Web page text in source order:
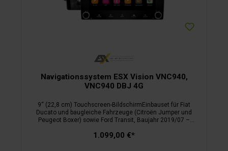
Navigationssystem ESX Vision VNC940,
VNC940 DBJ 4G
9“ (22,8 cm) Touchscreen-BildschirmEinbauset für Fiat
Ducato und baugleiche Fahrzeuge (Citroën Jumper und
Peugeot Boxer) sowie Ford Transit, Baujahr 2019/07 –
Einbaurahmen für die originale Radiokonsole inklusivedas
1.099,00 €*